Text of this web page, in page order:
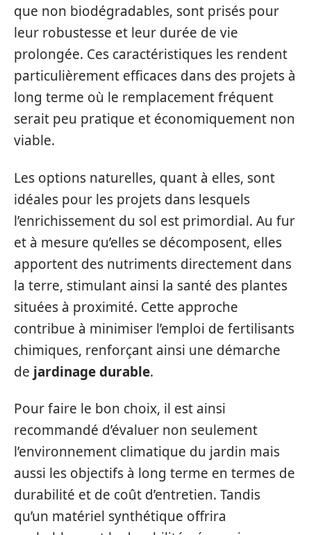
que non biodégradables, sont prisés pour
leur robustesse et leur durée de vie
prolongée. Ces caractéristiques les rendent
particulièrement efficaces dans des projets à
long terme où le remplacement fréquent
serait peu pratique et économiquement non
viable.
Les options naturelles, quant à elles, sont
idéales pour les projets dans lesquels
l’enrichissement du sol est primordial. Au fur
et à mesure qu’elles se décomposent, elles
apportent des nutriments directement dans
la terre, stimulant ainsi la santé des plantes
situées à proximité. Cette approche
contribue à minimiser l’emploi de fertilisants
chimiques, renforçant ainsi une démarche
de jardinage durable.
Pour faire le bon choix, il est ainsi
recommandé d’évaluer non seulement
l’environnement climatique du jardin mais
aussi les objectifs à long terme en termes de
durabilité et de coût d’entretien. Tandis
qu’un matériel synthétique offrira